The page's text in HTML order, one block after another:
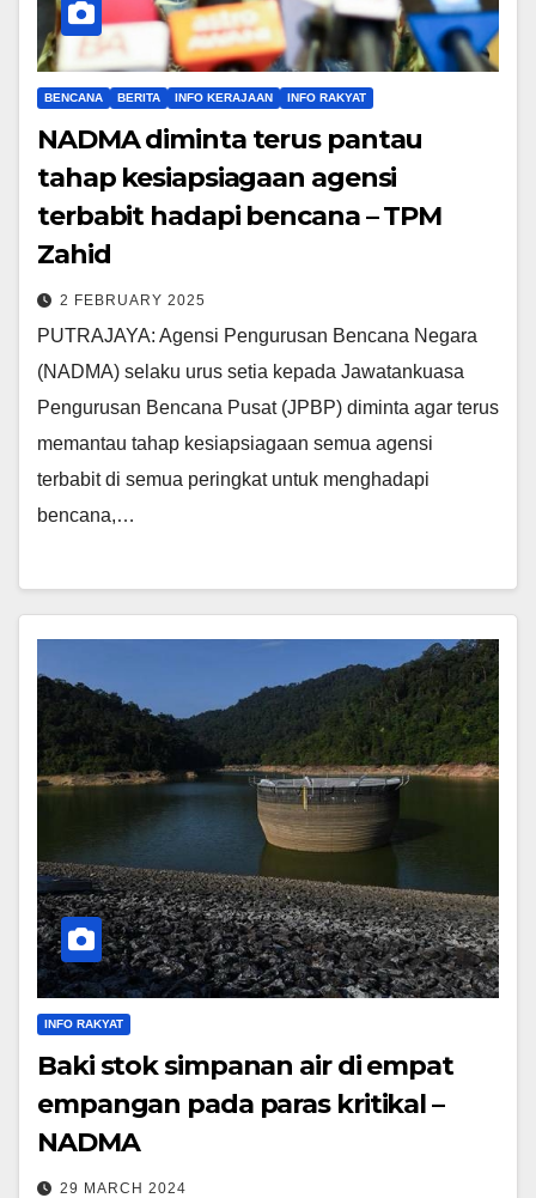
BENCANA BERITA INFO KERAJAAN INFO RAKYAT
NADMA diminta terus pantau
tahap kesiapsiagaan agensi
terbabit hadapi bencana – TPM
Zahid
2 FEBRUARY 2025
PUTRAJAYA: Agensi Pengurusan Bencana Negara
(NADMA) selaku urus setia kepada Jawatankuasa
Pengurusan Bencana Pusat (JPBP) diminta agar terus
memantau tahap kesiapsiagaan semua agensi
terbabit di semua peringkat untuk menghadapi
bencana,…
INFO RAKYAT
Baki stok simpanan air di empat
empangan pada paras kritikal –
NADMA
29 MARCH 2024